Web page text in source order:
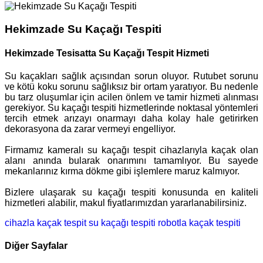
Hekimzade Su Kaçağı Tespiti
Hekimzade Tesisatta Su Kaçağı Tespit Hizmeti
Su kaçakları sağlık açısından sorun oluyor. Rutubet sorunu
ve kötü koku sorunu sağlıksız bir ortam yaratıyor. Bu nedenle
bu tarz oluşumlar için acilen önlem ve tamir hizmeti alınması
gerekiyor. Su kaçağı tespiti hizmetlerinde noktasal yöntemleri
tercih etmek arızayı onarmayı daha kolay hale getirirken
dekorasyona da zarar vermeyi engelliyor.
Firmamız kameralı su kaçağı tespit cihazlarıyla kaçak olan
alanı anında bularak onarımını tamamlıyor. Bu sayede
mekanlarınız kırma dökme gibi işlemlere maruz kalmıyor.
Bizlere ulaşarak su kaçağı tespiti konusunda en kaliteli
hizmetleri alabilir, makul fiyatlarımızdan yararlanabilirsiniz.
cihazla kaçak tespitsu kaçağı tespiti robotla kaçak tespiti
Diğer Sayfalar